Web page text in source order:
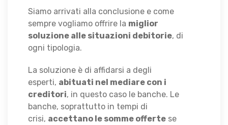
Siamo arrivati alla conclusione e come
sempre vogliamo offrire la miglior
soluzione alle situazioni debitorie, di
ogni tipologia.
La soluzione è di affidarsi a degli
esperti, abituati nel mediare con i
creditori, in questo caso le banche. Le
banche, soprattutto in tempi di
crisi, accettano le somme offerte se